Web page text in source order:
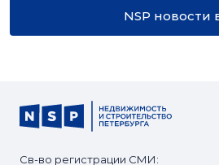
NSP новости
Св-во регистрации СМИ: